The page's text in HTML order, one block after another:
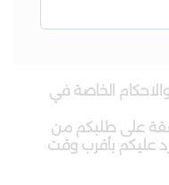
الخاصة في
على طلبكم من
عليكم بأقرب وقت